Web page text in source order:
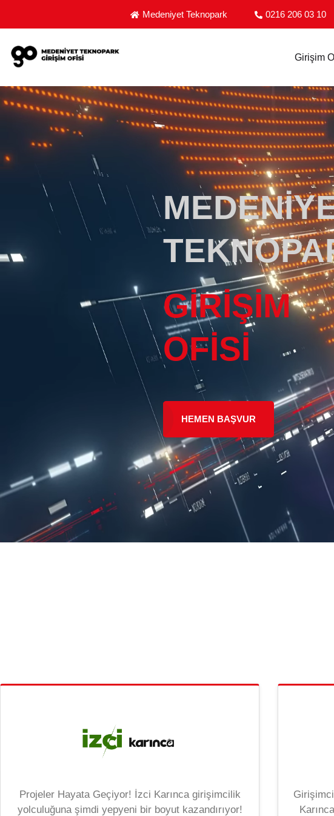
Medeniyet Teknopark 0216 206 03 10
Girişim
GİRİŞİM
OFİSİ
HEMEN BAŞVUR
Cesur Karınca
Projeler Hayata Geçiyor! İzci Karınca girişimcilik
yolculuğuna şimdi yepyeni bir boyut kazandırıyor!